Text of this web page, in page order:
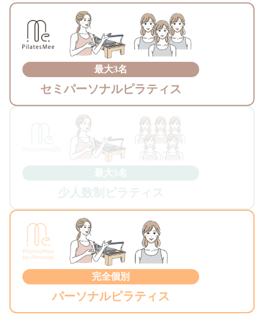
最大3名
セミパーソナルピラティス
最大5名
少人数制ピラティス
完全個別
パーソナルピラティス